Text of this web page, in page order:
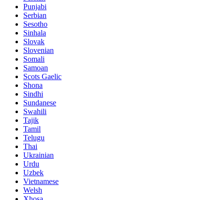
Punjabi
Serbian
Sesotho
Sinhala
Slovak
Slovenian
Somali
Samoan
Scots Gaelic
Shona
Sindhi
Sundanese
Swahili
Tajik
Tamil
Telugu
Thai
Ukrainian
Urdu
Uzbek
Vietnamese
Welsh